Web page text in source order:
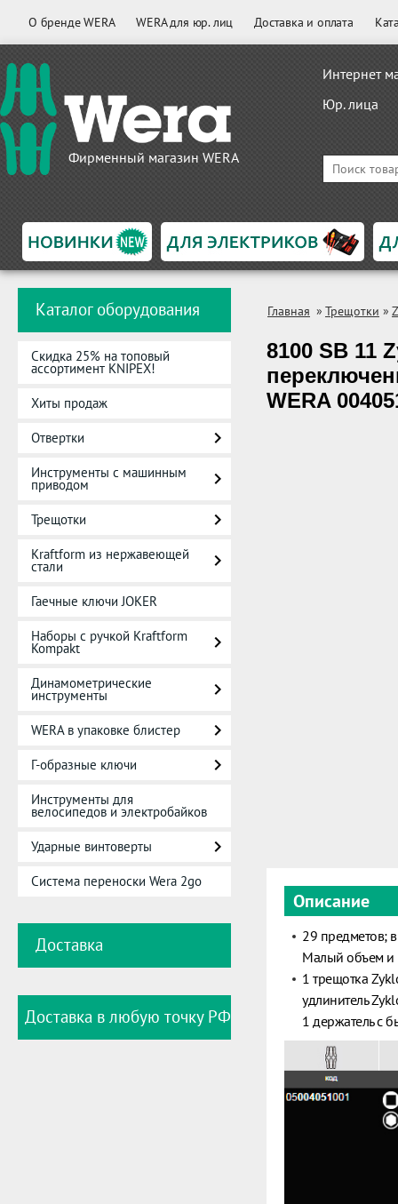
О бренде WERA WERA для юр. лиц Доставка и оплата
Фирменный магазин WERA
Интернет
Юр. лица
Каталог оборудования
Скидка 25% на топовый
ассортимент KNIPEX!
Хиты продаж
Отвертки
Инструменты с машинным
приводом
Трещотки
Kraftform из нержавеющей
стали
Гаечные ключи JOKER
Наборы с ручкой Kraftform
Kompakt
Динамометрические
инструменты
WERA в упаковке блистер
Г-образные ключи
Инструменты для
велосипедов и электробайков
Ударные винтоверты
Система переноски Wera 2go
Доставка
Доставка в любую точку РФ
Главная » Трещотки »
8100 SB 11
WERA
Описание
29 предметов;
Малый объем и
1 трещотка
удлинитель
1 держатель с